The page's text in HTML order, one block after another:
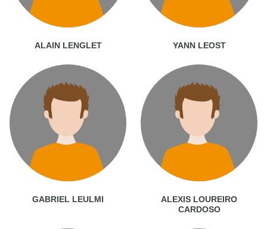
ALAIN LENGLET YANN LEOST
GABRIEL LEULMI
ALEXIS LOUREIRO
CARDOSO